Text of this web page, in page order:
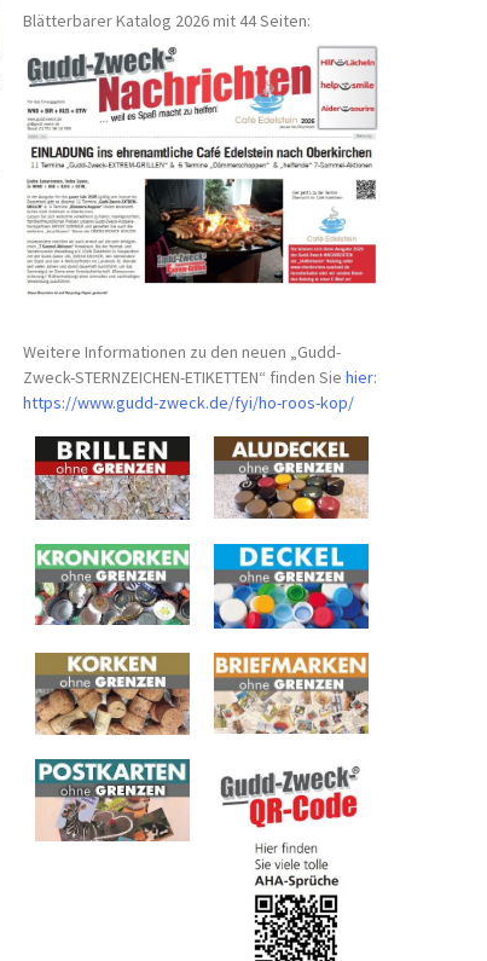
Blätterbarer Katalog 2026 mit 44 Seiten:
Weitere Informationen zu den neuen „Gudd-
Zweck-STERNZEICHEN-ETIKETTEN“ finden Siehier:
https://www.gudd-zweck.de/fyi/ho-roos-kop/